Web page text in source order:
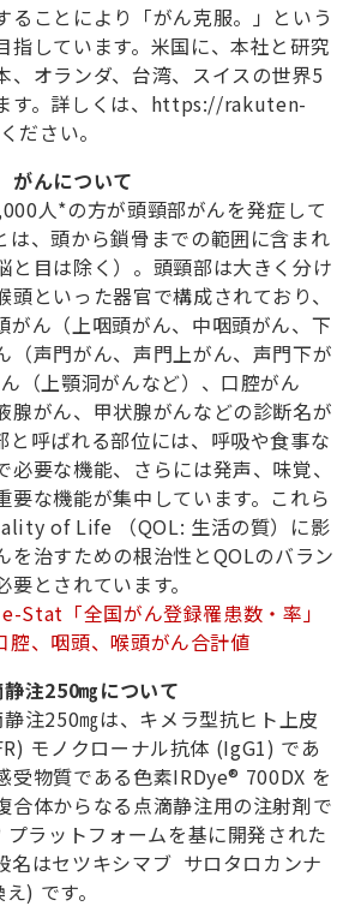
ることにより「がん克服。」という
指しています。米国に、本社と研究
、オランダ、台湾、スイスの世界5
。詳しくは、 https://rakuten-
ださい。
がんについて
人*の方が頭頸部がんを発症して
は、頭から鎖骨までの範囲に含まれ
と目は除く）。頭頸部は大きく分け
といった器官で構成されており、
がん（上咽頭がん、中咽頭がん、下
（声門がん、声門上がん、声門下が
（上顎洞がんなど）、口腔がん
腺がん、甲状腺がんなどの診断名が
と呼ばれる部位には、呼吸や食事な
必要な機能、さらには発声、味覚、
要な機能が集中しています。これら
of Life （QOL: 生活の質）に影
を治すための根治性とQOLのバラン
とされています。
e-Stat 「全国がん登録罹患数・率」
腔、咽頭、喉頭がん合計値
注250㎎について
注250㎎は、キメラ型抗ヒト上皮
モノクローナル抗体 (IgG1) であ
受物質である色素IRDye® 700DX を
合体からなる点滴静注用の注射剤で
プラットフォームを基に開発された
名はセツキシマブ サロタロカンナ
え) です。